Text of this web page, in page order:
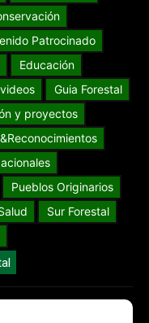
Patrocinado
Educación
Guia Forestal
y proyectos
Pueblos Originarios
Sur Forestal